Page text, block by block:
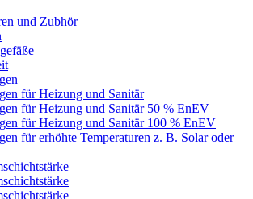
und Zubhör
für Heizung und Sanitär
für Heizung und Sanitär 50 % EnEV
für Heizung und Sanitär 100 % EnEV
für erhöhte Temperaturen z. B. Solar oder